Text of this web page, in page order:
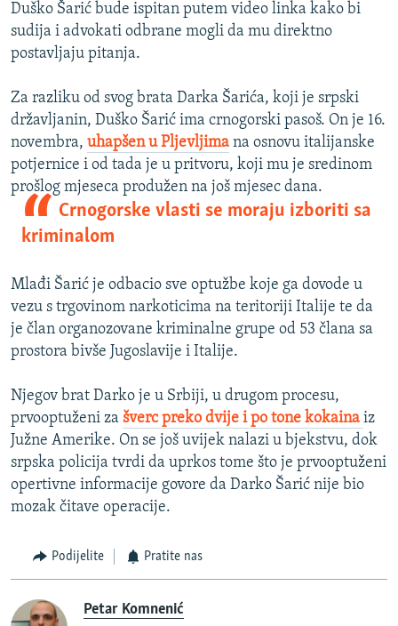
Duško Šarić bude ispitan putem video linka kako bi
sudija i advokati odbrane mogli da mu direktno
postavljaju pitanja.
Za razliku od svog brata Darka Šarića, koji je srpski
državljanin, Duško Šarić ima crnogorski pasoš. On je 16.
novembra, uhapšen u Pljevljima na osnovu italijanske
potjernice i od tada je u pritvoru, koji mu je sredinom
prošlog mjeseca produžen na još mjesec dana.
Crnogorske vlasti se moraju izboriti sa
kriminalom
Mlađi Šarić je odbacio sve optužbe koje ga dovode u
vezu s trgovinom narkoticima na teritoriji Italije te da
je član organozovane kriminalne grupe od 53 člana sa
prostora bivše Jugoslavije i Italije.
Njegov brat Darko je u Srbiji, u drugom procesu,
prvooptuženi za šverc preko dvije i po tone kokaina iz
Južne Amerike. On se još uvijek nalazi u bjekstvu, dok
srpska policija tvrdi da uprkos tome što je prvooptuženi
opertivne informacije govore da Darko Šarić nije bio
mozak čitave operacije.
Podijelite Pratite nas
Petar Komnenić